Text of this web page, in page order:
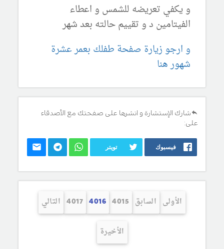
و يكفي تعريضه للشمس و اعطاء
الفيتامين د و تقييم حالته بعد شهر
و ارجو زيارة صفحة طفلك بعمر عشرة
شهور هنا
شارك الإستشارة و انشرها على صفحتك مع الأصدقاء
على:
فيسبوك تويتر
الأولى السابق 4015
4016
4017 التالي
الأخيرة